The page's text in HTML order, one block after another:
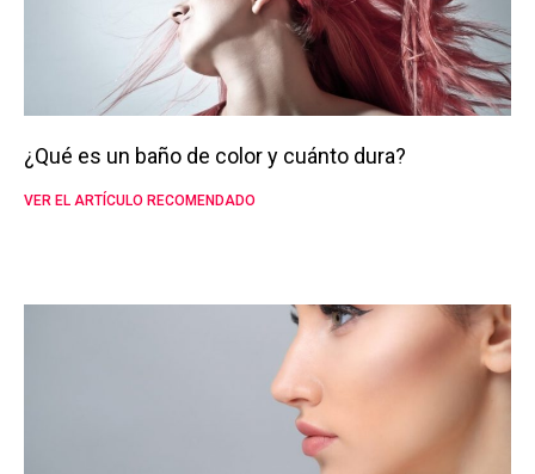
¿Qué es un baño de color y cuánto dura?
VER EL ARTÍCULO RECOMENDADO